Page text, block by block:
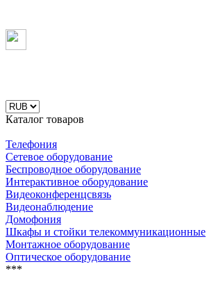
Каталог товаров
Телефония
Сетевое оборудование
Беспроводное оборудование
Интерактивное оборудование
Видеоконференцсвязь
Видеонаблюдение
Домофония
Шкафы и стойки телекоммуникационные
Монтажное оборудование
Оптическое оборудование
***